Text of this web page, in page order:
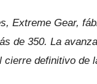
Extreme Gear,
de 350. La
cierre definitivo de